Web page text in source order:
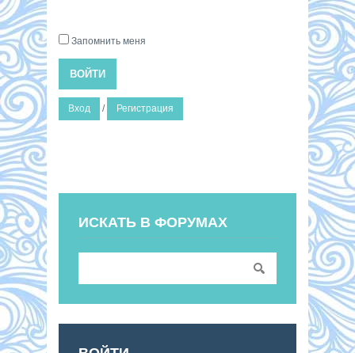
Запомнить меня
ВОЙТИ
Вход / Регистрация
ИСКАТЬ В ФОРУМАХ